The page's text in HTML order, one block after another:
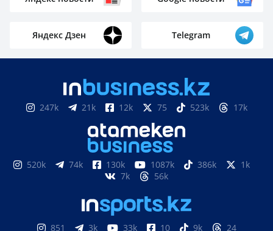
Яндекс Дзен Telegram
247k 21k 12k 75 523k 17k
520k 74k 130k 1087k 386k
1k
7k
56k
851 3k 33k 10 9k 24